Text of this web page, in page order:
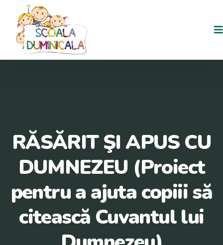
RĂSĂRIT ŞI APUS CU
DUMNEZEU (Proiect
pentru a ajuta copiii să
citească Cuvantul lui